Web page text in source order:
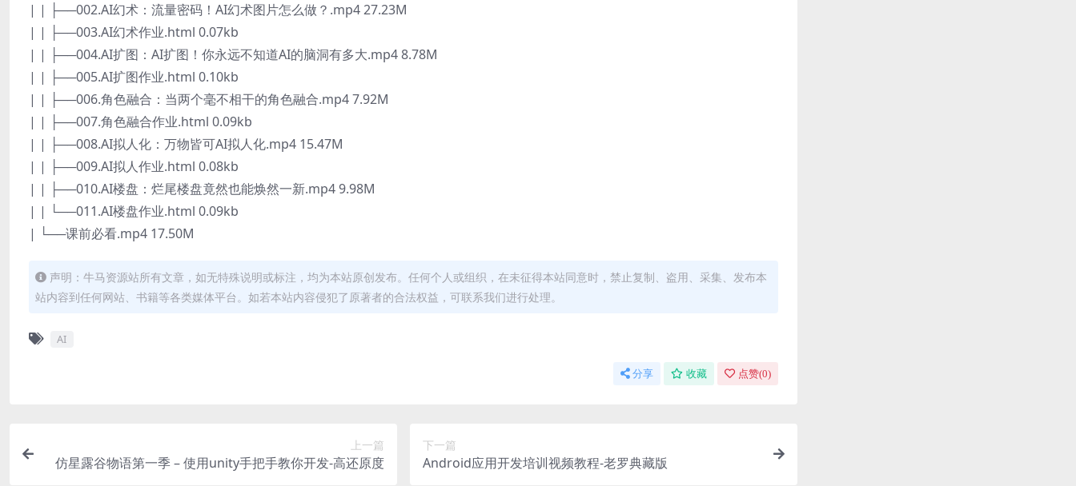
| | ├──002.AI幻术：流量密码！AI幻术图片怎么做？.mp4 27.23M
| | ├──003.AI幻术作业.html 0.07kb
| | ├──004.AI扩图：AI扩图！你永远不知道AI的脑洞有多大.mp4 8.78M
| | ├──005.AI扩图作业.html 0.10kb
| | ├──006.角色融合：当两个毫不相干的角色融合.mp4 7.92M
| | ├──007.角色融合作业.html 0.09kb
| | ├──008.AI拟人化：万物皆可AI拟人化.mp4 15.47M
| | ├──009.AI拟人作业.html 0.08kb
| | ├──010.AI楼盘：烂尾楼盘竟然也能焕然一新.mp4 9.98M
| | └──011.AI楼盘作业.html 0.09kb
| └──课前必看.mp4 17.50M
声明：牛马资源站所有文章，如无特殊说明或标注，均为本站原创发布。任何个人或组织，在未征得本站同意时，禁止复制、盗用、采集、发布本
站内容到任何网站、书籍等各类媒体平台。如若本站内容侵犯了原著者的合法权益，可联系我们进行处理。
AI
分享 收藏 点赞(0)
上一篇
仿星露谷物语第一季 – 使用unity手把手教你开发-高还原度
下一篇
Android应用开发培训视频教程-老罗典藏版